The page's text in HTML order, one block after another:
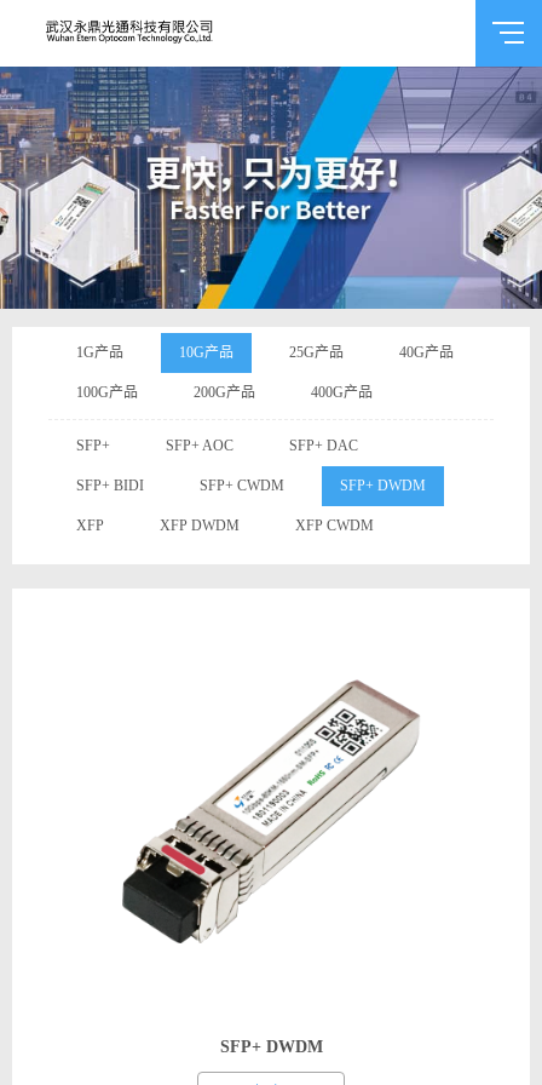
1G产品 10G产品 25G产品 40G产品
100G产品 200G产品 400G产品
SFP+ SFP+ AOC SFP+ DAC
SFP+ BIDI SFP+ CWDM SFP+ DWDM
XFP XFP DWDM XFP CWDM
SFP+ DWDM